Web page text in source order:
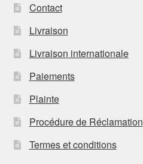
Contact
Livraison
Livraison internationale
Paiements
Plainte
Procédure de Réclamation
Termes et conditions